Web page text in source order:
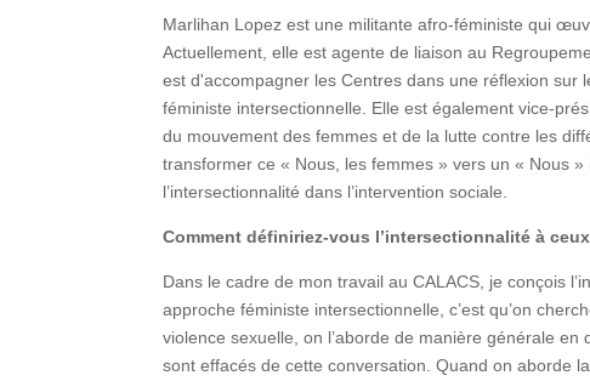
Marlihan Lopez est une militante afro-féministe qui
Actuellement, elle est agente de liaison au
est d'accompagner les Centres dans une réflexion sur
féministe intersectionnelle. Elle est également vice-
du mouvement des femmes et de la lutte contre les
transformer ce « Nous, les femmes » vers un « Nous
l’intersectionnalité dans l’intervention sociale.
Comment définiriez-vous l’intersectionnalité à
Dans le cadre de mon travail au CALACS, je conçois
approche féministe intersectionnelle, c’est qu’on
violence sexuelle, on l’aborde de manière générale
sont effacés de cette conversation. Quand on aborde